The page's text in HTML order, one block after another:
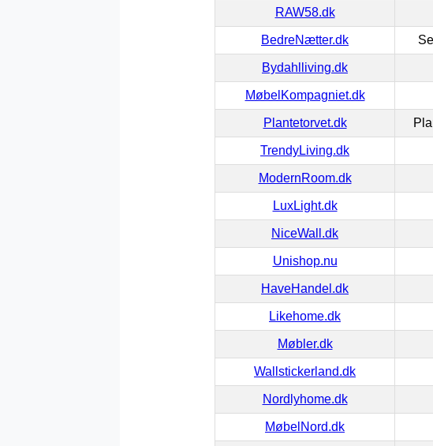
RAW58.dk
BedreNætter.dk
Bydahlliving.dk
MøbelKompagniet.dk
Plantetorvet.dk
TrendyLiving.dk
ModernRoom.dk
LuxLight.dk
NiceWall.dk
Unishop.nu
HaveHandel.dk
Likehome.dk
Møbler.dk
Wallstickerland.dk
Nordlyhome.dk
MøbelNord.dk